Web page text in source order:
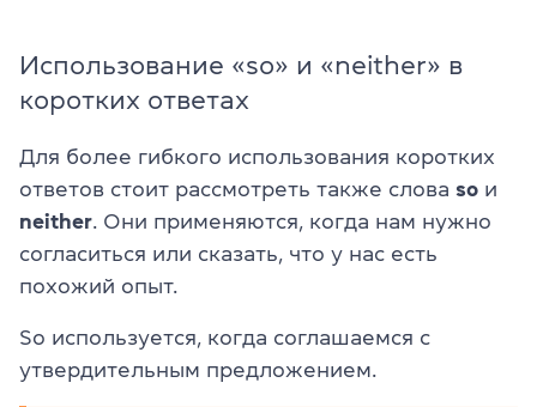
Использование «so» и «neither» в
коротких ответах
Для более гибкого использования коротких
ответов стоит рассмотреть также слова so и
neither. Они применяются, когда нам нужно
согласиться или сказать, что у нас есть
похожий опыт.
So используется, когда соглашаемся с
утвердительным предложением.